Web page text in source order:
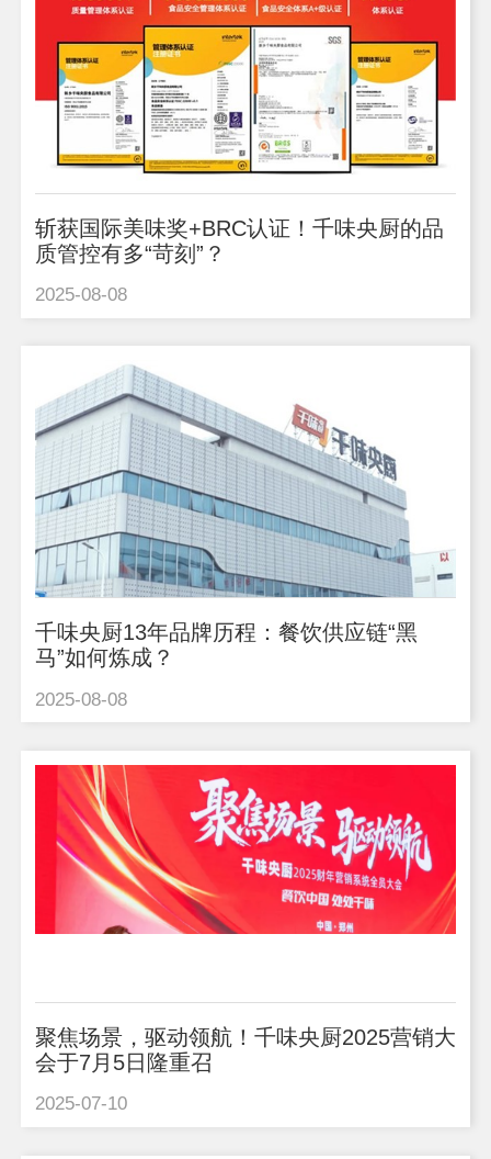
斩获国际美味奖+BRC认证！千味央厨的品
质管控有多“苛刻”？
2025-08-08
千味央厨13年品牌历程：餐饮供应链“黑
马”如何炼成？
2025-08-08
聚焦场景，驱动领航！千味央厨2025营销大
会于7月5日隆重召
2025-07-10